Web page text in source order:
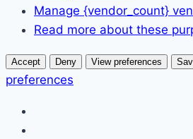
Manage {vendor_count}
Read more about these
Accept Deny View preferences
preferences